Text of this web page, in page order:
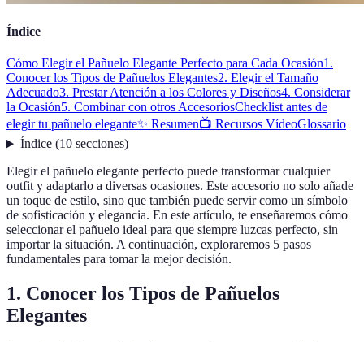
Índice
Cómo Elegir el Pañuelo Elegante Perfecto para Cada Ocasión1.
Conocer los Tipos de Pañuelos Elegantes2. Elegir el Tamaño
Adecuado3. Prestar Atención a los Colores y Diseños4. Considerar
la Ocasión5. Combinar con otros AccesoriosChecklist antes de
elegir tu pañuelo elegante✨ Resumen📺 Recursos VídeoGlossario
Índice(10 secciones)
Elegir el pañuelo elegante perfecto puede transformar cualquier
outfit y adaptarlo a diversas ocasiones. Este accesorio no solo añade
un toque de estilo, sino que también puede servir como un símbolo
de sofisticación y elegancia. En este artículo, te enseñaremos cómo
seleccionar el pañuelo ideal para que siempre luzcas perfecto, sin
importar la situación. A continuación, exploraremos 5 pasos
fundamentales para tomar la mejor decisión.
1. Conocer los Tipos de Pañuelos
Elegantes